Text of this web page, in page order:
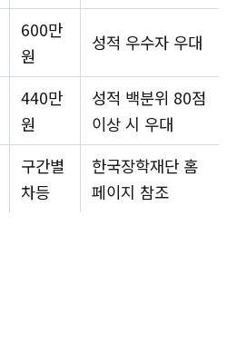
600만
원
성적 우수자 우대
440만
원
성적 백분위 80점
이상 시 우대
구간별
차등
한국장학재단 홈
페이지 참조